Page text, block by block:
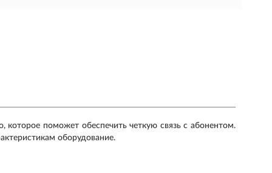
которое поможет обеспечить четкую связь с абонентом.
оборудование.